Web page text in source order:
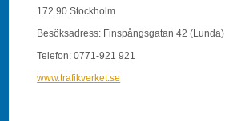
172 90 Stockholm
Besöksadress: Finspångsgatan 42 (Lunda)
Telefon: 0771-921 921
www.trafikverket.se